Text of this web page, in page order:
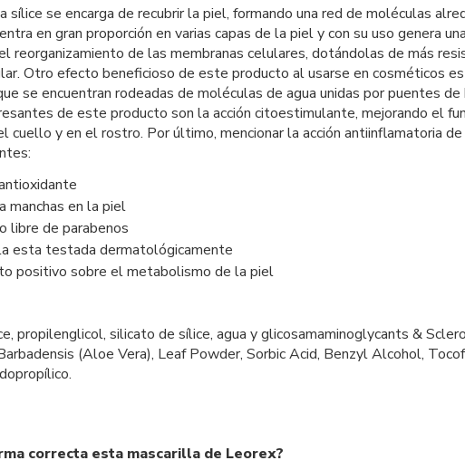
sílice se encarga de recubrir la piel, formando una red de moléculas
en gran proporción en varias capas de la piel y con su uso genera
reorganizamiento de las membranas celulares, dotándolas de más
Otro efecto beneficioso de este producto al usarse en cosméticos
se encuentran rodeadas de moléculas de agua unidas por puentes
de este producto son la acción citoestimulante, mejorando el
cuello y en el rostro. Por último, mencionar la acción antiinflamatoria
manchas en la piel
libre de parabenos
esta testada dermatológicamente
positivo sobre el metabolismo de la piel
propilenglicol, silicato de sílice, agua y glicosamaminoglycants &
(Aloe Vera), Leaf Powder, Sorbic Acid, Benzyl Alcohol,
correcta esta mascarilla de Leorex?